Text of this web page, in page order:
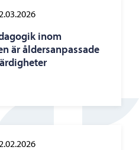
inom
är åldersanpassade